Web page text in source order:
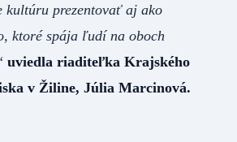
kultúru prezentovať aj ako
ktoré spája ľudí na oboch
uviedla riaditeľka Krajského
v Žiline, Júlia Marcinová.